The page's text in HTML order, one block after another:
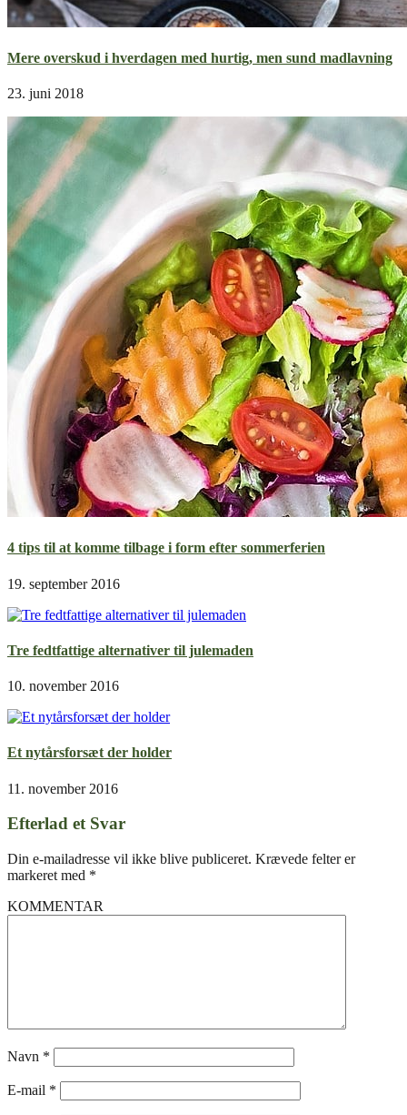
Mere overskud i hverdagen med hurtig, men sund madlavning
23. juni 2018
4 tips til at komme tilbage i form efter sommerferien
19. september 2016
Tre fedtfattige alternativer til julemaden
10. november 2016
Et nytårsforsæt der holder
11. november 2016
Efterlad et Svar
Din e-mailadresse vil ikke blive publiceret. Krævede felter er
markeret med *
KOMMENTAR
Navn *
E-mail *